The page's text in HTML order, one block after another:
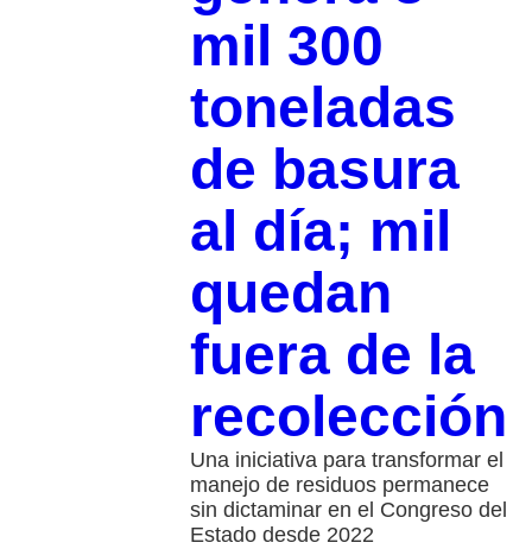
mil 300
toneladas
de basura
al día; mil
quedan
fuera de la
recolección
Una iniciativa para transformar el
manejo de residuos permanece
sin dictaminar en el Congreso del
Estado desde 2022